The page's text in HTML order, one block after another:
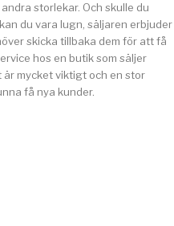
storlekar. Och skulle du
du vara lugn, säljaren erbjuder
skicka tillbaka dem för att få
hos en butik som säljer
mycket viktigt och en stor
få nya kunder.